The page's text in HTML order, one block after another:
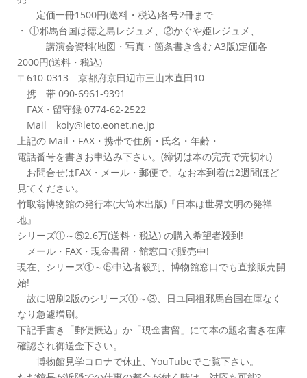
定価一冊1500円(送料・税込)各号2冊まで
・ ①邪馬台国は徳之島レジュメ、②かぐや姫レジュメ、
講演会資料(地図・写真・箇条書き含む A3版)定価各
2000円(送料・税込)
〒610-0313 京都府京田辺市三山木直田10
携 帯 090-6961-9391
FAX・留守録 0774-62-2522
Mail koiy@leto.eonet.ne.jp
上記の Mail・FAX・携帯で住所・氏名・年齢・
電話番号を書きお申込み下さい。(締切は本の完売で売切れ)
お問合せはFAX・メール・郵便で。なお本到着は2週間ほど
見てください。
竹取翁博物館の発行本(大筒木出版)『日本は世界文明の発祥
地』
シリーズ①～⑤2.6万(送料・税込) の購入希望者殺到!
メール・FAX・現金書留・館窓口で販売中!
現在、シリーズ①～⑤申込者殺到、博物館窓口でも直接販売開
始!
故に増刷2版のシリーズ①～③、日ユ同祖邪馬台国在庫なく
なり急遽増刷。
下記手書き「郵便振込」か「現金書留」にて本の題名書き在庫
確認され御送金下さい。
博物館見学コロナで休止、YouTubeでご覧下さい。